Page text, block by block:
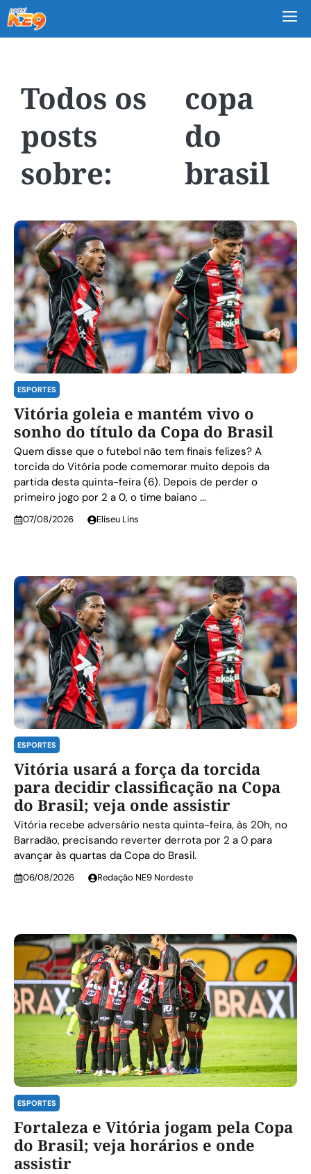
copa
do
brasil
ESPORTES
Vitória goleia e mantém vivo o
sonho do título da Copa do Brasil
Quem disse que o futebol não tem finais felizes? A
torcida do Vitória pode comemorar muito depois da
partida desta quinta-feira (6). Depois de perder o
primeiro jogo por 2 a 0, o time baiano ...
07/08/2026 Eliseu Lins
ESPORTES
Vitória usará a força da torcida
para decidir classificação na Copa
do Brasil; veja onde assistir
Vitória recebe adversário nesta quinta-feira, às 20h, no
Barradão, precisando reverter derrota por 2 a 0 para
avançar às quartas da Copa do Brasil.
06/08/2026 Redação NE9 Nordeste
ESPORTES
Fortaleza e Vitória jogam pela Copa
do Brasil; veja horários e onde
assistir